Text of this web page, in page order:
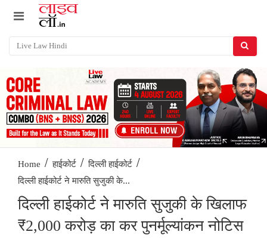
Home / हाईकोर्ट / दिल्ली हाईकोर्ट /
दिल्ली हाईकोर्ट ने मारुति सुजुकी के...
दिल्ली हाईकोर्ट ने मारुति सुजुकी के खिलाफ
₹2,000 करोड़ का कर पुनर्मूल्यांकन नोटिस